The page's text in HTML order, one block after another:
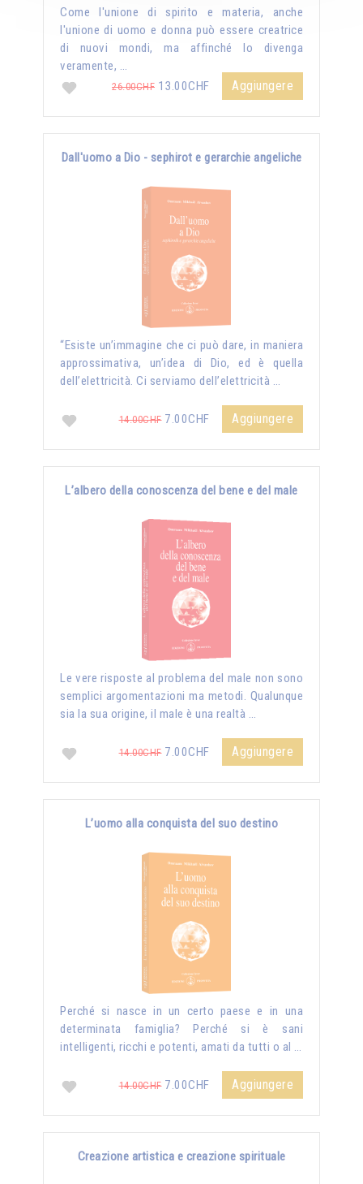
Come l'unione di spirito e materia, anche
l'unione di uomo e donna può essere creatrice
di nuovi mondi, ma affinché lo divenga
veramente, …
26.00CHF 13.00CHF Aggiungere
Dall'uomo a Dio - sephirot e gerarchie angeliche
“Esiste un’immagine che ci può dare, in maniera
approssimativa, un’idea di Dio, ed è quella
dell’elettricità. Ci serviamo dell’elettricità …
14.00CHF7.00CHF Aggiungere
L’albero della conoscenza del bene e del male
Le vere risposte al problema del male non sono
semplici argomentazioni ma metodi. Qualunque
sia la sua origine, il male è una realtà …
14.00CHF7.00CHF Aggiungere
L’uomo alla conquista del suo destino
Perché si nasce in un certo paese e in una
determinata famiglia? Perché si è sani
intelligenti, ricchi e potenti, amati da tutti o al …
14.00CHF7.00CHF Aggiungere
Creazione artistica e creazione spirituale